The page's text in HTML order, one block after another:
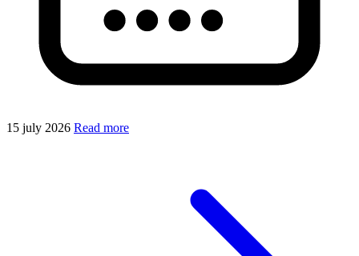
15 july 2026 Read more